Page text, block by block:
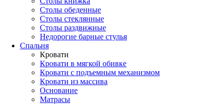
Столы обеденные
Столы стеклянные
Столы раздвижные
Недорогие барные стулья
Спальня
Кровати
Кровати в мягкой обивке
Кровати с подъемным механизмом
Кровати из массива
Основание
Матрасы